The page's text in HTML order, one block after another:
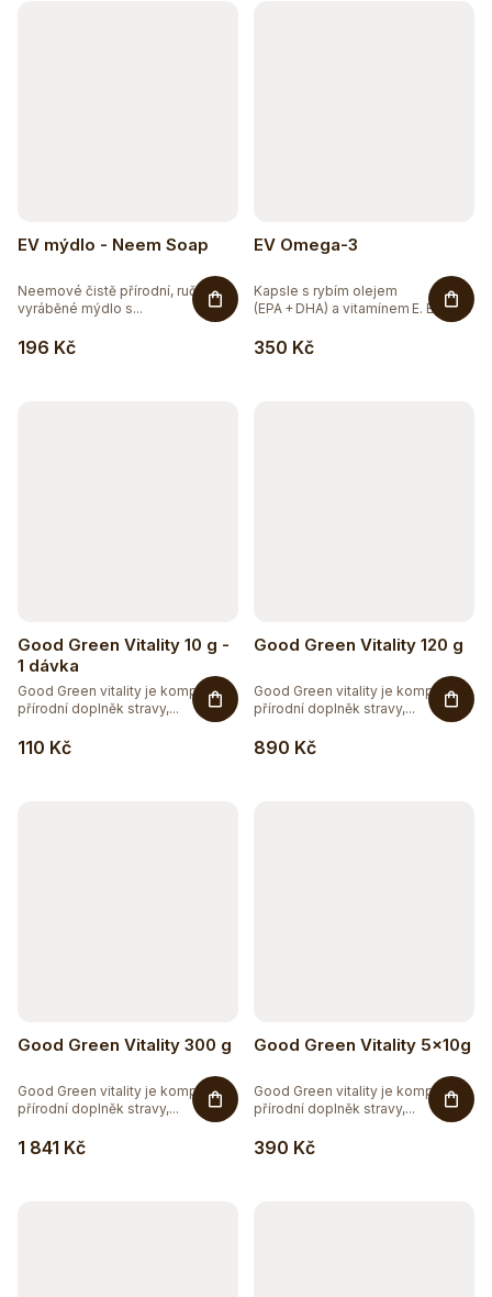
EV mýdlo - Neem Soap
196 Kč
Neemové čistě přírodní, ručně
vyráběné mýdlo s...
EV Omega-3
350 Kč
Kapsle s rybím olejem
(EPA + DHA) a vitamínem E. EV
Good Green Vitality 10 g -
1 dávka
110 Kč
Good Green vitality je komplexní
přírodní doplněk stravy,...
Good Green Vitality 120 g
890 Kč
Good Green vitality je komplexní
přírodní doplněk stravy,...
Good Green Vitality 300 g
1 841 Kč
Good Green vitality je komplexní
přírodní doplněk stravy,...
Good Green Vitality 5x10g
390 Kč
Good Green vitality je komplexní
přírodní doplněk stravy,...